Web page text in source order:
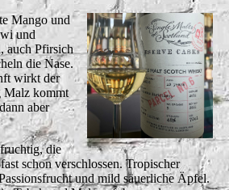
Mango und
und
auch Pfirsich
die Nase.
wirkt der
Malz kommt
aber
die
schon verschlossen. Tropischer
und mild säuerliche Äpfel.